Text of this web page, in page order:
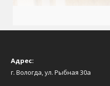
Адрес:
г. Вологда, ул. Рыбная 30а